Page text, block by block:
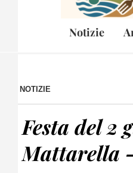
Notizie
NOTIZIE
Festa del 2
Mattarella